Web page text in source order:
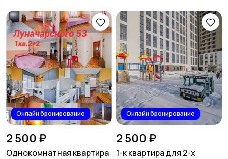
Онлайн бронирование
2 500 ₽
Однокомнатная квартира
Онлайн бронирование
2 500 ₽
1-к квартира для 2-х